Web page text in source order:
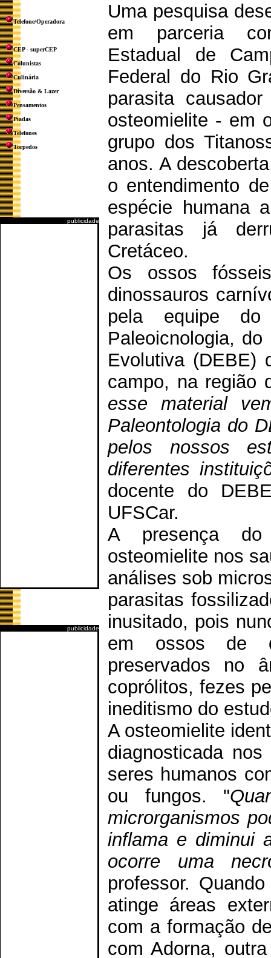
Telefone/Operadora
CEP - superCEP
Colunistas
Culinária
Diversão & Lazer
Pensamentos
Piadas
Telefones
Torpedos
publicidade
publicidade
Uma pesquisa
em parceria
Estadual de
Federal do Rio
parasita
osteomielite - em
grupo dos
anos. A
o entendimento
espécie humana
parasitas já
Cretáceo.
Os ossos
dinossauros
pela equipe do
Paleoicnologia,
Evolutiva (DEBE)
campo, na região
esse material
Paleontologia do
pelos nossos
diferentes
docente do
UFSCar.
A presença do
osteomielite nos
análises sob
parasitas
inusitado, pois
em ossos de
preservados no
coprólitos, fezes
ineditismo do
A osteomielite
diagnosticada
seres humanos
ou fungos. "
microrganismos
inflama e diminui
ocorre uma
professor.
atinge áreas
com a formação
com Adorna,